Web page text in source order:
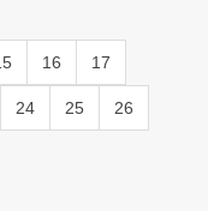
16 17
24 25 26